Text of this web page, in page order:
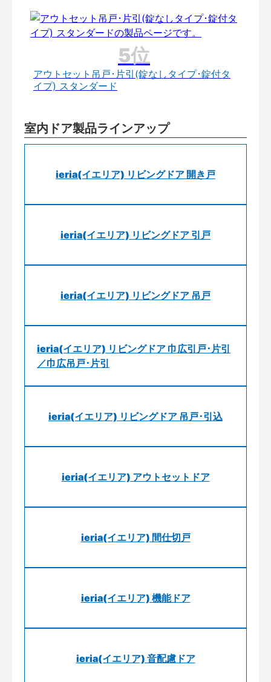
アウトセット吊戸･片引(錠なしタイプ･錠付タ
イプ) スタンダード
室内ドア製品ラインアップ
ieria(イエリア) リビングドア 開き戸
ieria(イエリア) リビングドア 引戸
ieria(イエリア) リビングドア 吊戸
ieria(イエリア) リビングドア 巾広引戸･片引
／巾広吊戸･片引
ieria(イエリア) リビングドア 吊戸･引込
ieria(イエリア) アウトセットドア
ieria(イエリア) 間仕切戸
ieria(イエリア) 機能ドア
ieria(イエリア) 音配慮ドア